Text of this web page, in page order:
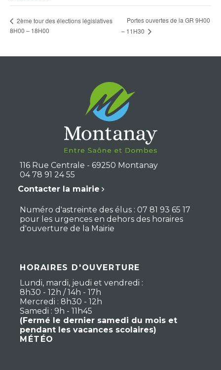
2ème tour des élections législatives
8H00 – 18H00
Portes ouvertes de la GR 9H00
– 11H30
116 Rue Centrale - 69250 Montanay
04 78 91 24 55
Contacter la mairie
Numéro d'astreinte des élus : 07 81 93 65 17
pour les urgences en dehors des horaires
d'ouverture de la Mairie
HORAIRES D'OUVERTURE
Lundi, mardi, jeudi et vendredi :
8h30 - 12h / 14h - 17h
Mercredi : 8h30 - 12h
Samedi : 9h - 11h45
(Fermé le dernier samedi du mois et
pendant les vacances scolaires)
MÉTÉO